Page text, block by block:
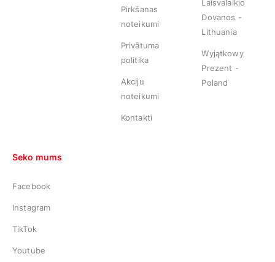
Pirkšanas
noteikumi
Privātuma
politika
Akciju
noteikumi
Kontakti
Laisvalaikio
Dovanos -
Lithuania
Wyjątkowy
Prezent -
Poland
Seko mums
Facebook
Instagram
TikTok
Youtube